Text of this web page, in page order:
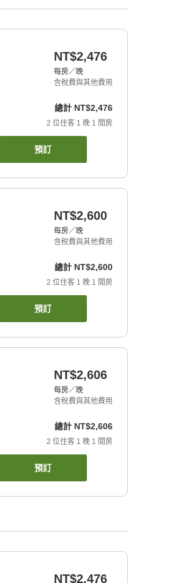
NT$2,476
每房／晚
含稅費與其他費用
總計 NT$2,476
2 位住客 1 晚 1 間房
預訂
NT$2,600
每房／晚
含稅費與其他費用
總計 NT$2,600
2 位住客 1 晚 1 間房
預訂
NT$2,606
每房／晚
含稅費與其他費用
總計 NT$2,606
2 位住客 1 晚 1 間房
預訂
NT$2,476